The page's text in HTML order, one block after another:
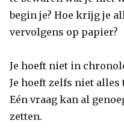
begin je? Hoe krijg je
vervolgens op papier?
Je hoeft niet in
Je hoeft zelfs niet
Eén vraag kan al
zetten.